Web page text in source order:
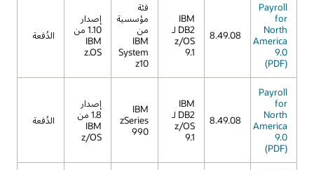
Payroll
for
North
America
9.0
(PDF)
8.49.08
IBM
DB2 لـ
z/OS
9.1
فئة
مؤسسية
من
IBM
System
z10
إصدار
1.10 من
IBM
z.OS
الدُفعة
Payroll
for
North
America
9.0
(PDF)
8.49.08
IBM
DB2 لـ
z/OS
9.1
IBM
zSeries
990
إصدار
1.8 من
IBM
z/OS
الدُفعة